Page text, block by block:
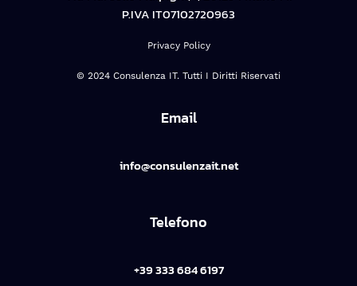
P.IVA IT07102720963
Privacy Policy
© 2024 Consulenza IT. Tutti I Diritti Riservati
Email
info@consulenzait.net
Telefono
+39 333 684 6197